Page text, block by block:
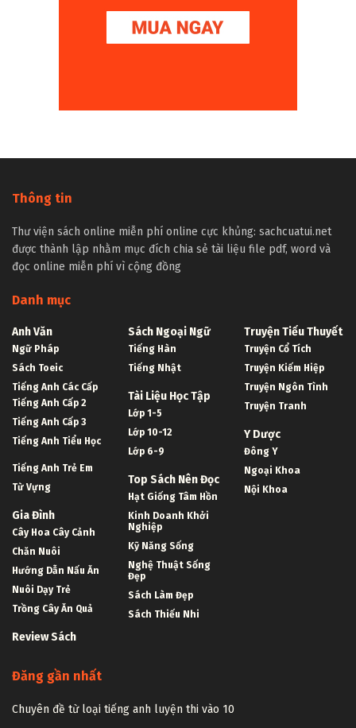
Thông tin
Thư viện sách online miễn phí online cực khủng: sachcuatui.net
được thành lập nhằm mục đích chia sẻ tài liệu file pdf, word và
đọc online miễn phí vì cộng đồng
Danh mục
Anh Văn
Ngữ Pháp
Sách Toeic
Tiếng Anh Các Cấp
Tiếng Anh Cấp 2
Tiếng Anh Cấp 3
Tiếng Anh Tiểu Học
Tiếng Anh Trẻ Em
Từ Vựng
Gia Đình
Cây Hoa Cây Cảnh
Chăn Nuôi
Hướng Dẫn Nấu Ăn
Nuôi Dạy Trẻ
Trồng Cây Ăn Quả
Review Sách
Sách Ngoại Ngữ
Tiếng Hàn
Tiếng Nhật
Tài Liệu Học Tập
Lớp 1-5
Lớp 10-12
Lớp 6-9
Top Sách Nên Đọc
Hạt Giống Tâm Hồn
Kinh Doanh Khởi
Nghiệp
Kỹ Năng Sống
Nghệ Thuật Sống
Đẹp
Sách Làm Đẹp
Sách Thiếu Nhi
Truyện Tiểu Thuyết
Truyện Cổ Tích
Truyện Kiếm Hiệp
Truyện Ngôn Tình
Truyện Tranh
Y Dược
Đông Y
Ngoại Khoa
Nội Khoa
Đăng gần nhất
Chuyên đề từ loại tiếng anh luyện thi vào 10